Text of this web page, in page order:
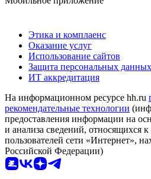
Этика и комплаенс
Оказание услуг
Использование сайтов
Защита персональных данных
ИТ аккредитация
На информационном ресурсе hh.ru
рекомендательные технологии
предоставления информации на
и анализа сведений, относящихся
пользователей сети «Интернет»,
Российской Федерации)